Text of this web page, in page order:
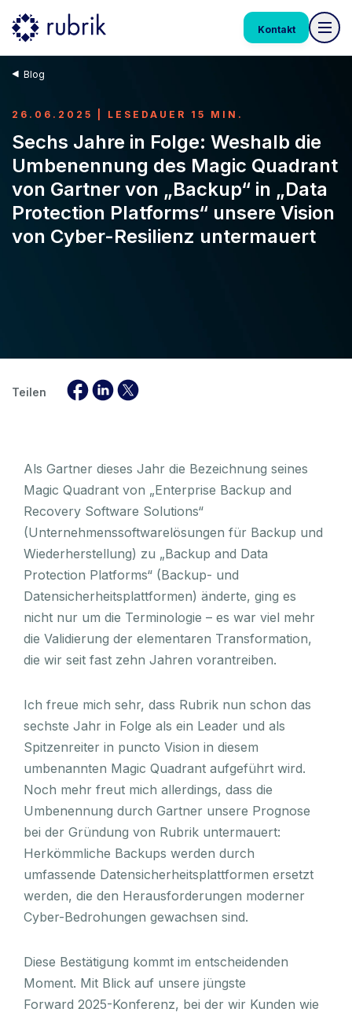
Kontakt
Blog
26.06.2025 | LESEDAUER 15 MIN.
Sechs Jahre in Folge: Weshalb die
Umbenennung des Magic Quadrant
von Gartner von „Backup“ in „Data
Protection Platforms“ unsere Vision
von Cyber-Resilienz untermauert
Teilen
Als Gartner dieses Jahr die Bezeichnung seines
Magic Quadrant von „Enterprise Backup and
Recovery Software Solutions“
(Unternehmenssoftwarelösungen für Backup und
Wiederherstellung) zu „Backup and Data
Protection Platforms“ (Backup- und
Datensicherheitsplattformen) änderte, ging es
nicht nur um die Terminologie – es war viel mehr
die Validierung der elementaren Transformation,
die wir seit fast zehn Jahren vorantreiben.
Ich freue mich sehr, dass Rubrik nun schon das
sechste Jahr in Folge als ein Leader und als
Spitzenreiter in puncto Vision in diesem
umbenannten Magic Quadrant aufgeführt wird.
Noch mehr freut mich allerdings, dass die
Umbenennung durch Gartner unsere Prognose
bei der Gründung von Rubrik untermauert:
Herkömmliche Backups werden durch
umfassende Datensicherheitsplattformen ersetzt
werden, die den Herausforderungen moderner
Cyber-Bedrohungen gewachsen sind.
Diese Bestätigung kommt im entscheidenden
Moment. Mit Blick auf unsere jüngste
Forward 2025-Konferenz, bei der wir Kunden wie